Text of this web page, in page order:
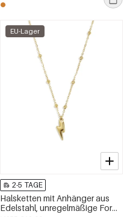
EU-Lager
2-5 TAGE
Halsketten mit Anhänger aus
Edelstahl, unregelmäßige Form,